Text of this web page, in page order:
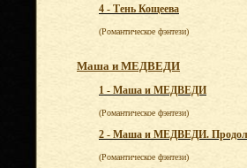
4 - Тень Кощеева
(Романтическое фэнтези)
Маша и МЕДВЕДИ
1 - Маша и МЕДВЕДИ
(Романтическое фэнтези)
2 - Маша и МЕДВЕДИ.
(Романтическое фэнтези)